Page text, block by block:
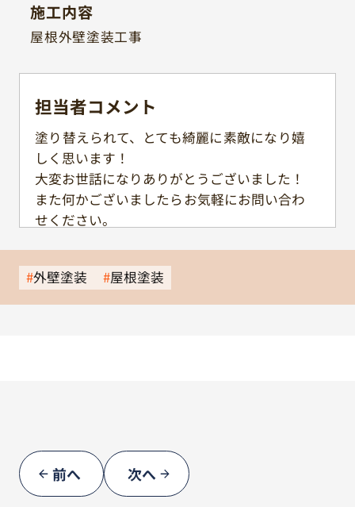
施工内容
屋根外壁塗装工事
担当者コメント
塗り替えられて、とても綺麗に素敵になり嬉
しく思います！
大変お世話になりありがとうございました！
また何かございましたらお気軽にお問い合わ
せください。
外壁塗装 屋根塗装
前へ 次へ